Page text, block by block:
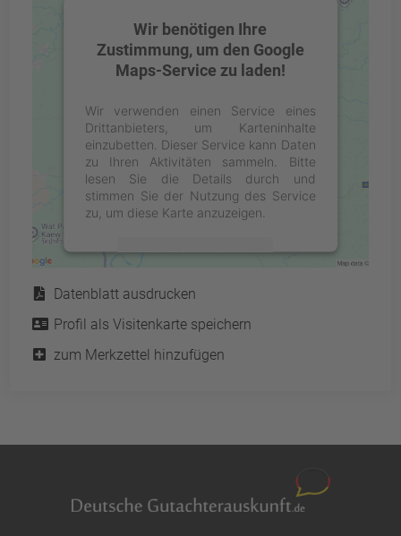
Wir benötigen Ihre
Zustimmung, um den Google
Maps-Service zu laden!
Wir verwenden einen Service eines
Drittanbieters, um Karteninhalte
einzubetten. Dieser Service kann Daten
zu Ihren Aktivitäten sammeln. Bitte
lesen Sie die Details durch und
stimmen Sie der Nutzung des Service
zu, um diese Karte anzuzeigen.
Mehr Informationen
Akzeptieren
powered by Usercentrics Consent
Management Platform
Service
Datenblatt ausdrucken
Profil als Visitenkarte speichern
zum Merkzettel hinzufügen